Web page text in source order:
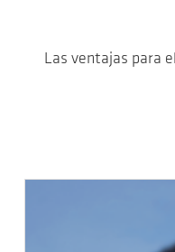
Las ventajas para